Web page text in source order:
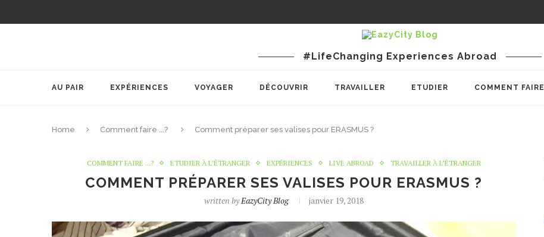
#LifeChanging Experiences Abroad
AU PAIR EXPÉRIENCES VOYAGER DÉCOUVRIR TRAVAILLER ETUDIER COMMENT FAIRE
Home Comment faire ...? Comment préparer ses valises pour ERASMUS ?
COMMENT FAIRE ...? ETUDIER À L’ÉTRANGER EXPÉRIENCES LIVE ABROAD TRAVAILLER À L’ÉTRANGER
COMMENT PRÉPARER SES VALISES POUR ERASMUS ?
written byEazyCity Blog janvier 19, 2018